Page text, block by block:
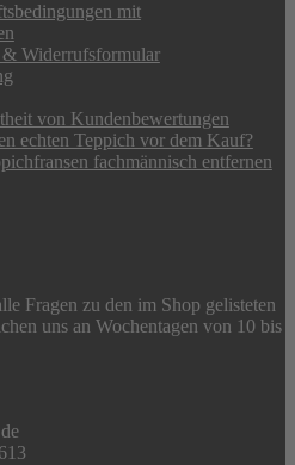
mit
Widerrufsformular
von Kundenbewertungen
echten Teppich vor dem Kauf?
fachmännisch entfernen
Fragen zu den im Shop gelisteten
uns an Wochentagen von 10 bis